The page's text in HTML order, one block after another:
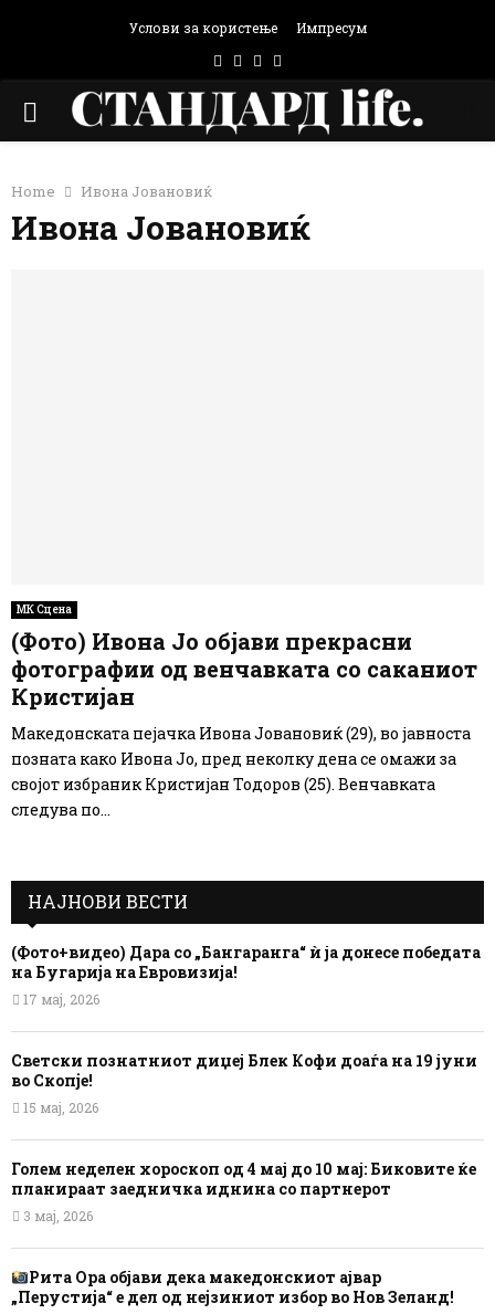
Услови за користење Импресум
Facebook
Instagram
Email
PRIMARY
Home Ивона Јовановиќ
Ивона Јовановиќ
МК Сцена
(Фото) Ивона Јо објави прекрасни
фотографии од венчавката со саканиот
Кристијан
Македонската пејачка Ивона Јовановиќ (29), во јавноста
позната како Ивона Јо, пред неколку дена се омажи за
својот избраник Кристијан Тодоров (25). Венчавката
следува по...
НАЈНОВИ ВЕСТИ
(Фото+видео) Дара со „Бангаранга“ ѝ ја донесе победата
на Бугарија на Евровизија!
17 мај, 2026
Светски познатниот диџеј Блек Кофи доаѓа на 19 јуни
во Скопје!
15 мај, 2026
Голем неделен хороскоп од 4 мај до 10 мај: Биковите ќе
планираат заедничка иднина со партнерот
3 мај, 2026
Рита Ора објави дека македонскиот ајвар
„Перустија“ е дел од нејзиниот избор во Нов Зеланд!